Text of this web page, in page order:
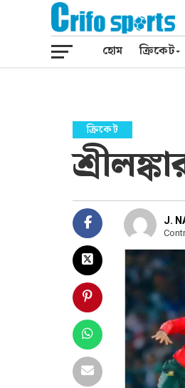
হোম ক্রিকেট
ক্রিকেট
J.